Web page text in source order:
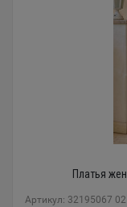
Платья
Артикул: 32195067 02